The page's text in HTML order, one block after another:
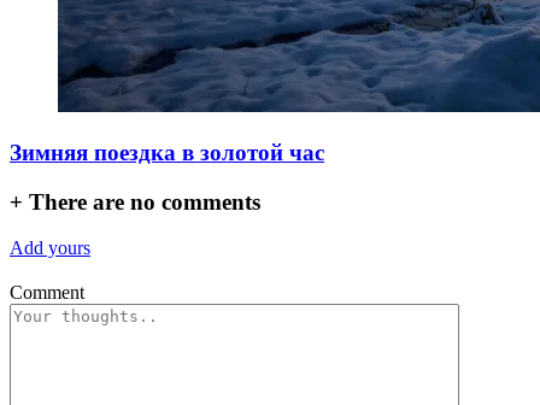
Зимняя поездка в золотой час
06.02.2025
+ There are no comments
Add yours
Comment